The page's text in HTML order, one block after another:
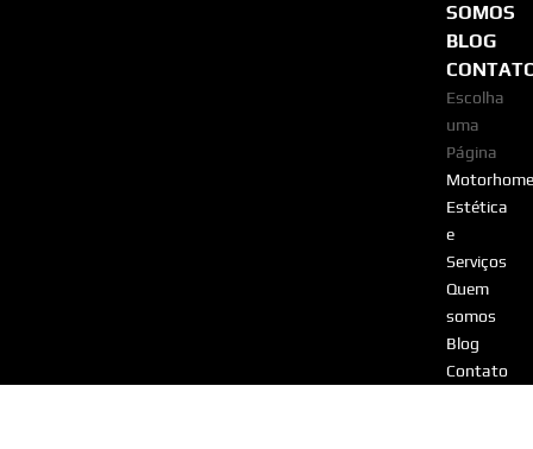
SOMOS
BLOG
Escolha
uma
Página
Estética
e
Serviços
Quem
somos
Blog
Contato